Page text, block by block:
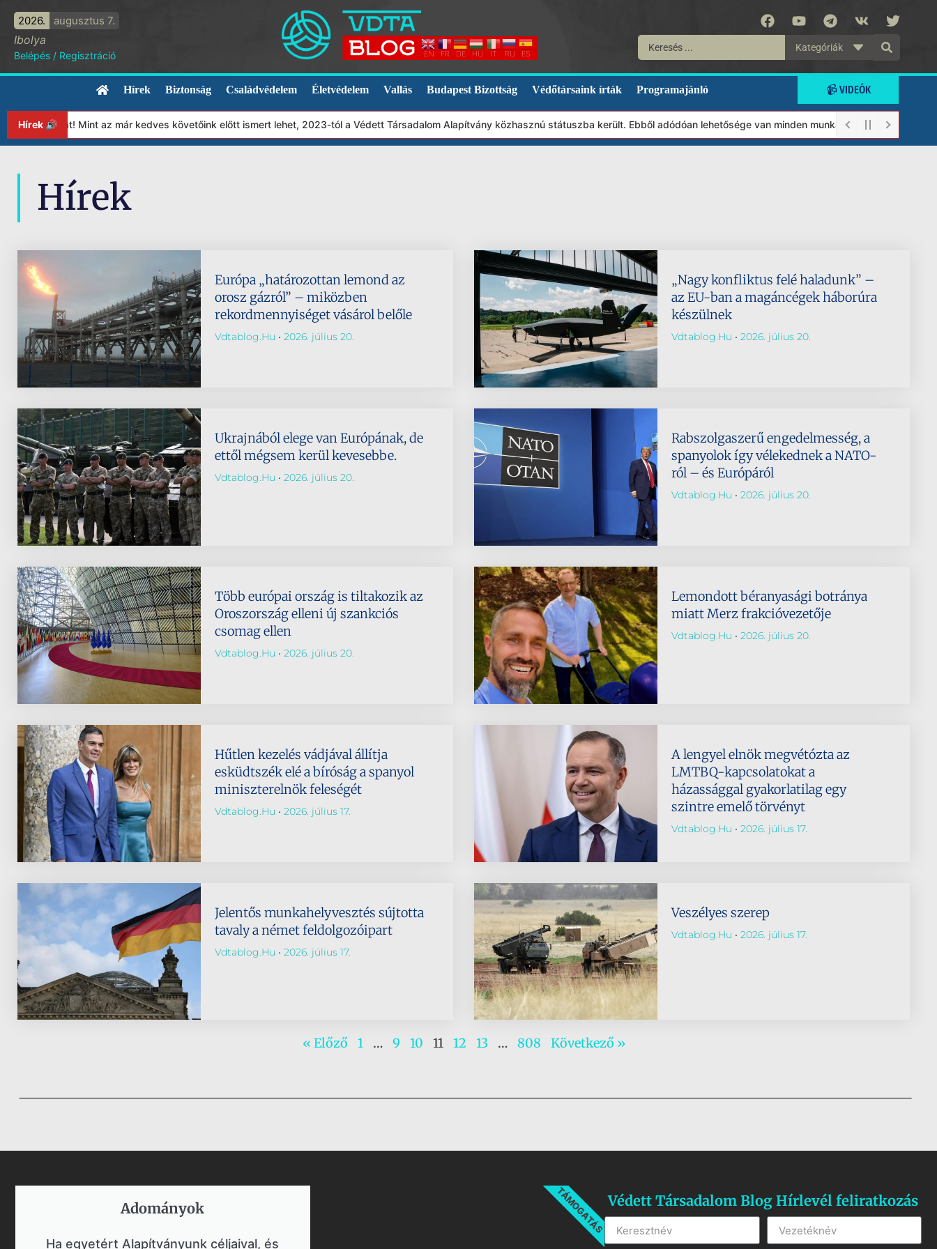
2026. augusztus 7.
Ibolya
Belépés / Regisztráció EN FR DE HU IT RU ES
Kategóriák
Hírek Biztonság Családvédelem Életvédelem Vallás Budapest Bizottság Védőtársaink írták Programajánló 📹 VIDEÓK
Hírek 🔊Mint az már kedves követőink előtt ismert lehet, 2023-tól a Védett Társadalom Alapítvány közhasznú státuszba került. Ebből adódóan lehetősége van minden munkánkat segíteni
Hírek
Európa „határozottan lemond az
orosz gázról” – miközben
rekordmennyiséget vásárol belőle
Vdtablog.hu 2026. július 20.
„Nagy konfliktus felé haladunk” –
az EU-ban a magáncégek háborúra
készülnek
Vdtablog.hu 2026. július 20.
Ukrajnából elege van Európának, de
ettől mégsem kerül kevesebbe.
Vdtablog.hu 2026. július 20.
Rabszolgaszerű engedelmesség, a
spanyolok így vélekednek a NATO-
ról – és Európáról
Vdtablog.hu 2026. július 20.
Több európai ország is tiltakozik az
Oroszország elleni új szankciós
csomag ellen
Vdtablog.hu 2026. július 20.
Lemondott béranyasági botránya
miatt Merz frakcióvezetője
Vdtablog.hu 2026. július 20.
Hűtlen kezelés vádjával állítja
esküdtszék elé a bíróság a spanyol
miniszterelnök feleségét
Vdtablog.hu 2026. július 17.
A lengyel elnök megvétózta az
LMTBQ-kapcsolatokat a
házassággal gyakorlatilag egy
szintre emelő törvényt
Vdtablog.hu 2026. július 17.
Jelentős munkahelyvesztés sújtotta
tavaly a német feldolgozóipart
Vdtablog.hu 2026. július 17.
Veszélyes szerep
Vdtablog.hu 2026. július 17.
« Előző 1 … 9 10 11 12 13 … 808 Következő »
Adományok​
Ha egyetért Alapítványunk céljaival, és
TÁMOGATÁSVédett Társadalom Blog Hírlevél feliratkozás